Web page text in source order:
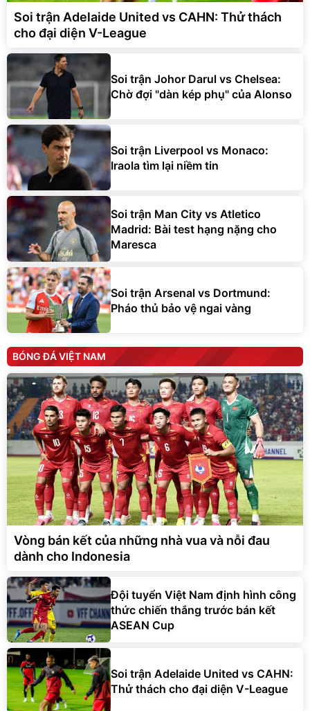
Soi trận Adelaide United vs CAHN: Thử thách
cho đại diện V-League
Soi trận Johor Darul vs Chelsea:
Chờ đợi "dàn kép phụ" của Alonso
Soi trận Liverpool vs Monaco:
Iraola tìm lại niềm tin
Soi trận Man City vs Atletico
Madrid: Bài test hạng nặng cho
Maresca
Soi trận Arsenal vs Dortmund:
Pháo thủ bảo vệ ngai vàng
BÓNG ĐÁ VIỆT NAM
Vòng bán kết của những nhà vua và nỗi đau
dành cho Indonesia
Đội tuyển Việt Nam định hình công
thức chiến thắng trước bán kết
ASEAN Cup
Soi trận Adelaide United vs CAHN:
Thử thách cho đại diện V-League